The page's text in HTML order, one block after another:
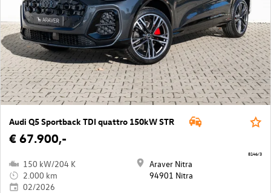
Audi Q5 Sportback TDI quattro 150kW STR
€ 67.900,-
150 kW/204 K
2.000 km
02/2026
Araver Nitra
94901 Nitra
8146/3